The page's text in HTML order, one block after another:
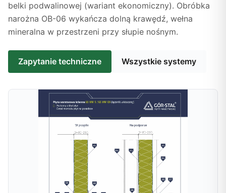
belki podwalinowej (wariant ekonomiczny). Obróbka
narożna OB-06 wykańcza dolną krawędź, wełna
mineralna w przestrzeni przy słupie nośnym.
Zapytanie techniczne Wszystkie systemy